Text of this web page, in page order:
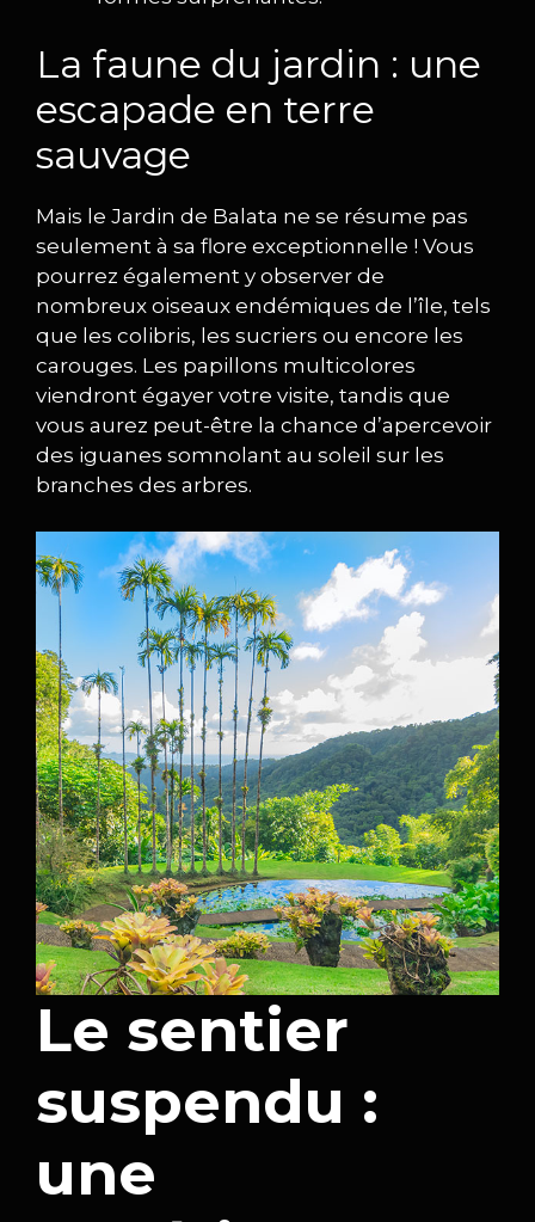
La faune du jardin : une
escapade en terre
sauvage
Mais le Jardin de Balata ne se résume pas
seulement à sa flore exceptionnelle ! Vous
pourrez également y observer de
nombreux oiseaux endémiques de l’île, tels
que les colibris, les sucriers ou encore les
carouges. Les papillons multicolores
viendront égayer votre visite, tandis que
vous aurez peut-être la chance d’apercevoir
des iguanes somnolant au soleil sur les
branches des arbres.
Le sentier
suspendu :
une